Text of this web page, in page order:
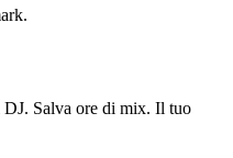
Salva ore di mix. Il tuo